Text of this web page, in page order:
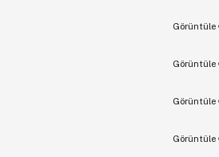
Görüntüle
Görüntüle
Görüntüle
Görüntüle